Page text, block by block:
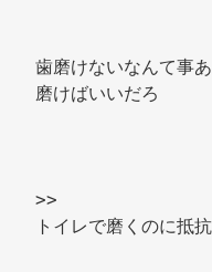
歯磨けないなんて事
磨けばいいだろ
>>
トイレで磨くのに抵